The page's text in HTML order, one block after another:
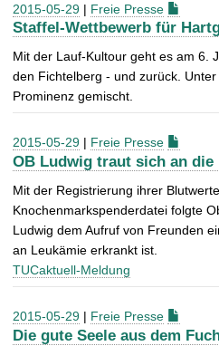
2015-05-29 | Freie Presse
Staffel-Wettbewerb für
Mit der Lauf-Kultour geht es am 6.
den Fichtelberg - und zurück.
Prominenz gemischt.
2015-05-29 | Freie Presse
OB Ludwig traut sich an die
Mit der Registrierung ihrer
Knochenmarkspenderdatei folgte
Ludwig dem Aufruf von Freunden
an Leukämie erkrankt ist.
TUCaktuell-Meldung
2015-05-29 | Freie Presse
Die gute Seele aus dem